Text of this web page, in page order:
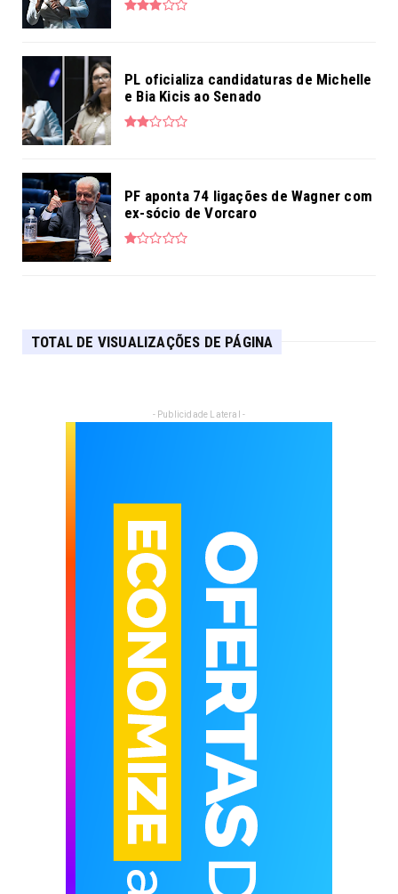
PL oficializa candidaturas de Michelle
e Bia Kicis ao Senado
PF aponta 74 ligações de Wagner com
ex-sócio de Vorcaro
TOTAL DE VISUALIZAÇÕES DE PÁGINA
- Publicidade Lateral -